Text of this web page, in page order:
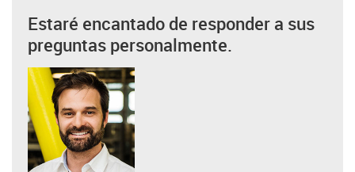
Estaré encantado de responder a sus
preguntas personalmente.